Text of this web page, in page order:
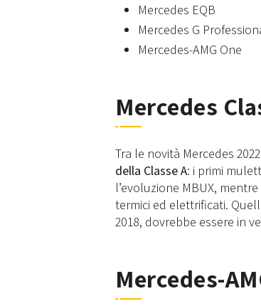
Mercedes EQB
Mercedes G
Mercedes-AMG One
Mercedes
Tra le novità Mercedes
della Classe A: i primi
l’evoluzione MBUX,
termici ed elettrificati.
2018, dovrebbe essere in
Mercedes-